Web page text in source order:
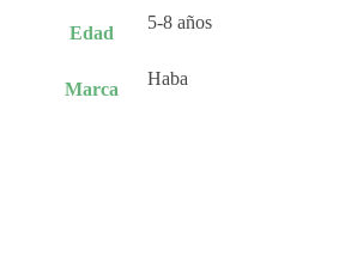
Edad
5-8 años
Marca
Haba